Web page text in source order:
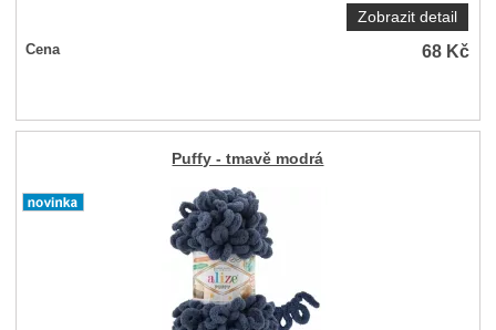
Zobrazit detail
Cena 68 Kč
Puffy - tmavě modrá